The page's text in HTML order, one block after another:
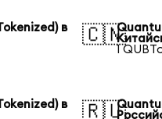
в
🇨🇳
1
в
🇷🇺